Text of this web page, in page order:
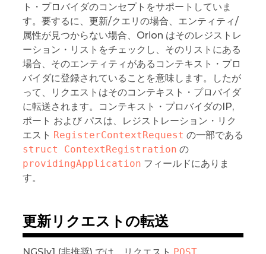
ト・プロバイダのコンセプトをサポートしていま
す。要するに、更新/クエリの場合、エンティティ/
属性が見つからない場合、Orion はそのレジストレ
ーション・リストをチェックし、そのリストにある
場合、そのエンティティがあるコンテキスト・プロ
バイダに登録されていることを意味します。したが
って、リクエストはそのコンテキスト・プロバイダ
に転送されます。コンテキスト・プロバイダのIP,
ポート および パスは、レジストレーション・リク
エスト RegisterContextRequest の一部である
struct ContextRegistration の
providingApplication フィールドにありま
す。
更新リクエストの転送